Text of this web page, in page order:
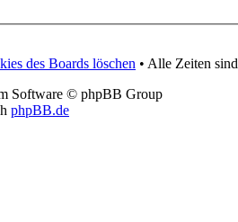
des Boards löschen • Alle Zeiten
Software © phpBB Group
phpBB.de